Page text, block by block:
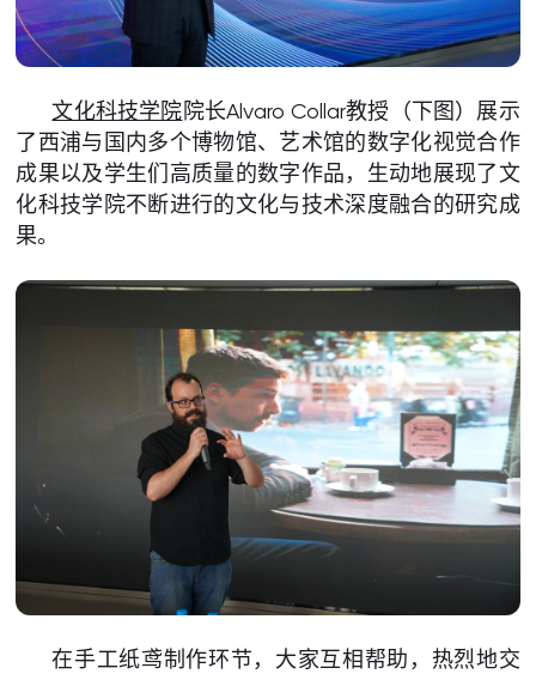
文化科技学院院长Alvaro Collar教授（下图）展示
了西浦与国内多个博物馆、艺术馆的数字化视觉合作
成果以及学生们高质量的数字作品，生动地展现了文
化科技学院不断进行的文化与技术深度融合的研究成
果。
在手工纸鸢制作环节，大家互相帮助，热烈地交